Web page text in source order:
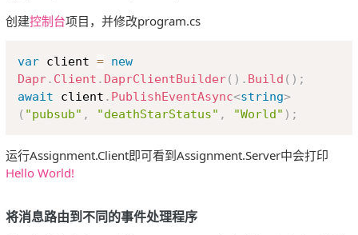
创建控制台项目，并修改program.cs
var client = new
Dapr. Client . DaprClientBuilder( ) . Build ( ) ;
await client . PublishEventAsync<string>
( "pubsub" , "deathStarStatus" , "World" ) ;
运行Assignment.Client即可看到Assignment.Server中会打印
Hello World!
将消息路由到不同的事件处理程序